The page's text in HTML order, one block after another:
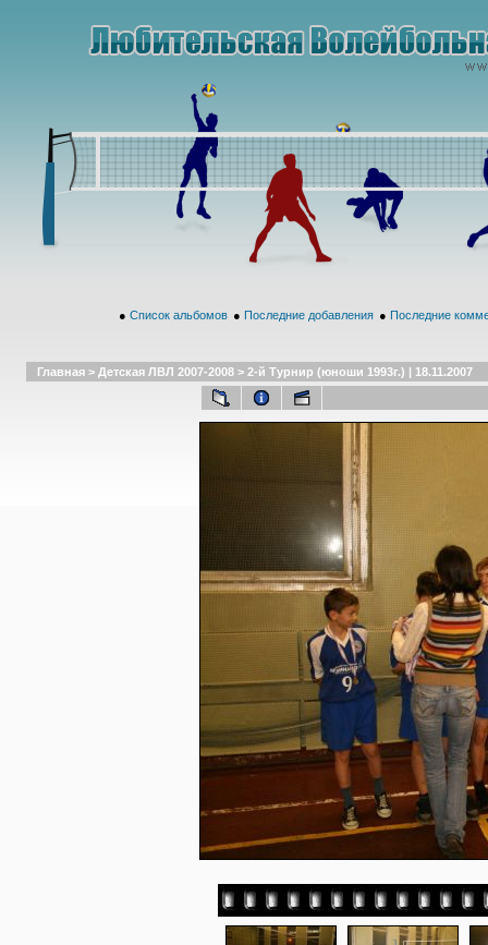
● Список альбомов ● Последние добавления ● Последние
Главная > Детская ЛВЛ 2007-2008 > 2-й Турнир (юноши 1993г.) | 18.11.2007